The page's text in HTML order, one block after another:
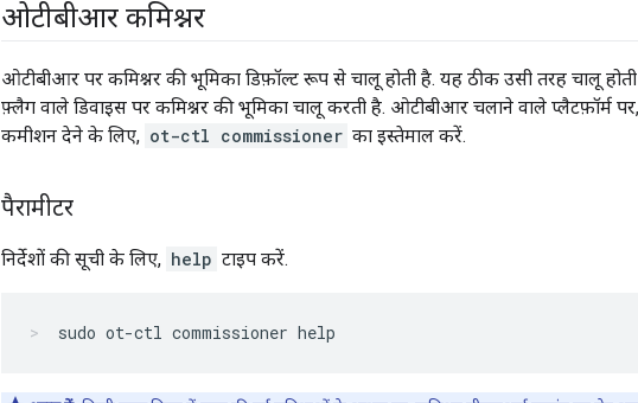
ओटीबीआर कमिश्नर
ओटीबीआर पर कमिश्नर की भूमिका डिफ़ॉल्ट रूप से चालू होती है. यह ठीक उसी तरह चालू
फ़्लैग वाले डिवाइस पर कमिश्नर की भूमिका चालू करती है. ओटीबीआर चलाने वाले प्लैटफ़ॉर्म
कमीशन देने के लिए, ot-ctl commissioner का इस्तेमाल करें.
पैरामीटर
निर्देशों की सूची के लिए, help टाइप करें.
sudo ot-ctl commissioner help